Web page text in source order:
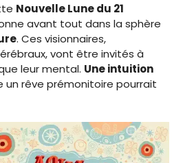
Nouvelle Lune du 21
avant tout dans la sphère
. Ces visionnaires,
vont être invités à
leur mental. Une intuition
un rêve prémonitoire pourrait